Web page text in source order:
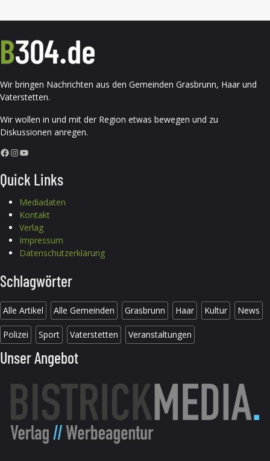
Wir bringen Nachrichten aus den Gemeinden Grasbrunn, Haar und
Vaterstetten.
Wir wollen in und mit der Region etwas bewegen und zu
Diskussionen anregen.
Facebook InstagramYouTube
Quick Links
Mediadaten
Kontakt
Verlag
Impressum
Datenschutzerklärung
Schlagwörter
Alle Artikel Alle Gemeinden Grasbrunn Haar Kultur News
Polizei Sport Vaterstetten Veranstaltungen
Unser Angebot